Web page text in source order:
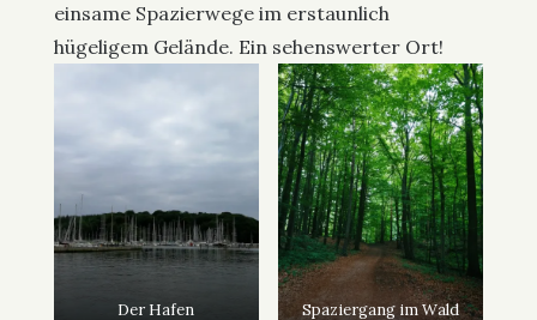
einsame Spazierwege im erstaunlich
hügeligem Gelände. Ein sehenswerter Ort!
Der Hafen Spaziergang im Wald